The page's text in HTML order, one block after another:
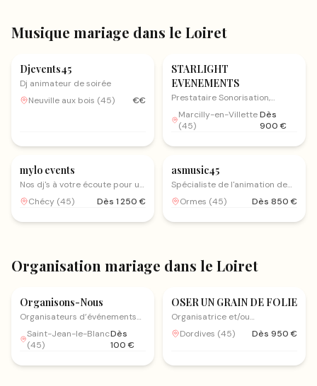
Musique mariage dans le Loiret
Musique mariage
Djevents45
Dj animateur de soirée
Neuville aux bois (45) €€
Musique mariage
STARLIGHT
EVENEMENTS
Prestataire Sonorisation,
éclairage, Deejay et borne
photo
Marcilly-en-Villette
(45)
Dès
900€
mylo events
Nos dj's à votre écoute pour un
moment unique
Chécy (45) Dès 1 250€
asmusic45
Spécialiste de l'animation de
mariage
Ormes (45) Dès 850€
Organisation mariage dans le Loiret
Organisation mariage
Organisons-Nous
Organisateurs d’événements
pour un mariage unique, sans
stress et adapté à votre
budget.
Saint-Jean-le-Blanc
(45)
Dès
100€
Organisation mariage
OSER UN GRAIN DE FOLIE
Organisatrice et/ou
Décoratrice Evènementielle
Dordives (45) Dès 950€